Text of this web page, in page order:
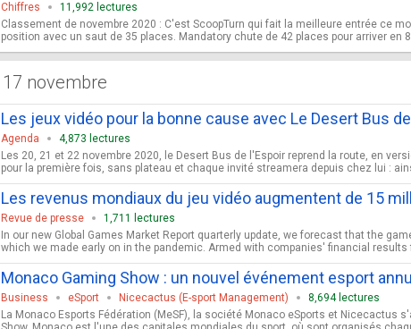
Chiffres
11,992 lectures
Classement de novembre 2020 : C'est ScoopTurn qui fait la meilleure entrée ce
position avec un saut de 35 places. Mandatory chute de 42 places pour arriver en
17 novembre
Les jeux vidéo pour la bonne cause avec Le Desert Bus
Agenda
4,873 lectures
Les 20, 21 et 22 novembre 2020, le Desert Bus de l'Espoir reprend la route, en
pour la première fois, sans plateau et chaque invité streamera depuis chez lui :
Les revenus mondiaux du jeu vidéo augmentent de 15
Revue de presse
1,711 lectures
In our new Global Games Market Report quarterly update, we forecast that the
which we made early on in the pandemic. Armed with companies' financial results
Monaco Gaming Show : un nouvel événement esport
Business eSport Nicecactus (E-sport Management)
8,694 lectures
La Monaco Esports Fédération (MeSF), la société Monaco eSports et